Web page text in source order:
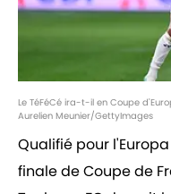
Le TéFéCé ira-t-il en Coupe
Aurelien Meunier/GettyImages
Qualifié pour
finale de Coupe de